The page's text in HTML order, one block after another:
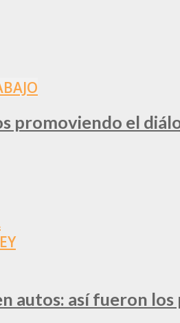
promoviendo el
autos: así fueron